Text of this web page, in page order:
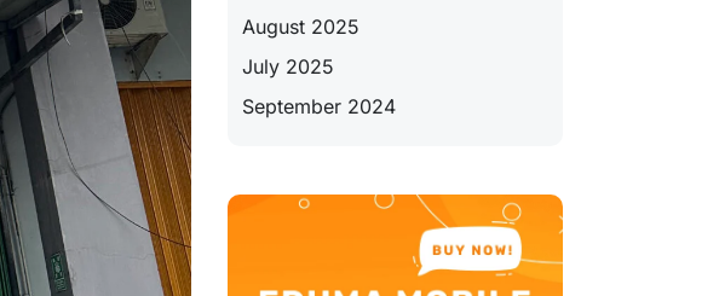
August 2025
July 2025
September 2024